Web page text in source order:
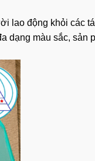
lao động khỏi các
dạng màu sắc, sản